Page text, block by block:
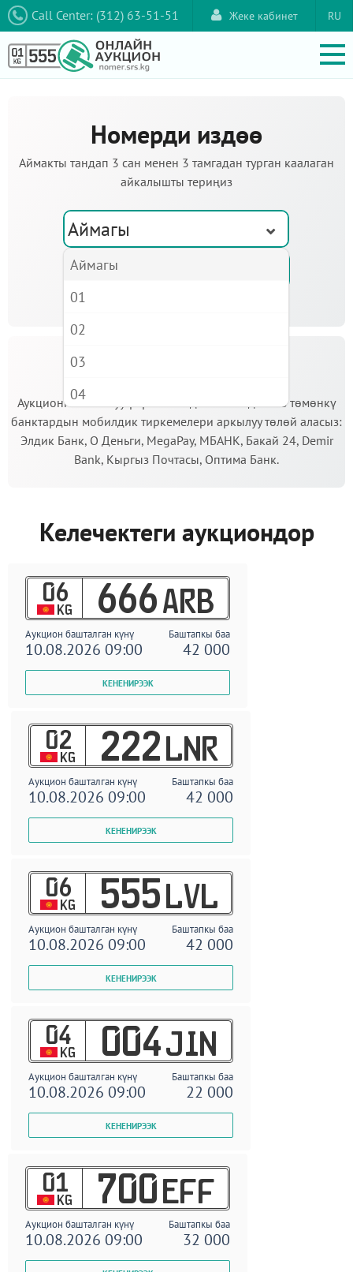
Call Center: (312) 63-51-51 RU
Жеке кабинет
Номерди издөө
Аймакты тандап 3 сан менен 3 тамгадан турган каалаган
айкалышты териңиз
Аймагы
Аукционго катышуу үчүн кепилдик салымды Сиз төмөнкү
банктардын мобилдик тиркемелери аркылуу төлөй аласыз:
Элдик Банк, О Деньги, MegaPay, МБАНК, Бакай 24, Demir
Bank, Кыргыз Почтасы, Оптима Банк.
Келечектеги аукциондор
06
KG 666 ARB
Аукцион башталган күнү Баштапкы баа
10.08.2026 09:00 42 000
02
KG 222 LNR
Аукцион башталган күнү Баштапкы баа
10.08.2026 09:00 42 000
06
KG 555 LVL
Аукцион башталган күнү Баштапкы баа
10.08.2026 09:00 42 000
04
KG 004 JIN
Аукцион башталган күнү Баштапкы баа
10.08.2026 09:00 22 000
01
KG 700 EFF
Аукцион башталган күнү Баштапкы баа
10.08.2026 09:00 32 000
Аймагы
01
02
03
04
05
06